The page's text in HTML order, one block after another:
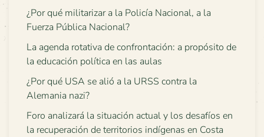
¿Por qué militarizar a la Policía Nacional, a la
Fuerza Pública Nacional?
La agenda rotativa de confrontación: a propósito de
la educación política en las aulas
¿Por qué USA se alió a la URSS contra la
Alemania nazi?
Foro analizará la situación actual y los desafíos en
la recuperación de territorios indígenas en Costa